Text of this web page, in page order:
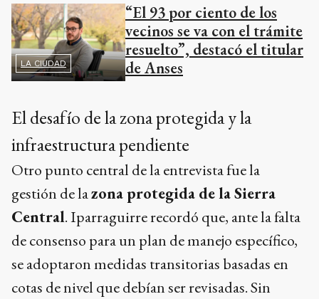
LA CIUDAD
“El 93 por ciento de los
vecinos se va con el trámite
resuelto”, destacó el titular
de Anses
El desafío de la zona protegida y la
infraestructura pendiente
Otro punto central de la entrevista fue la
gestión de lazona protegida de la Sierra
Central. Iparraguirre recordó que, ante la falta
de consenso para un plan de manejo específico,
se adoptaron medidas transitorias basadas en
cotas de nivel que debían ser revisadas. Sin